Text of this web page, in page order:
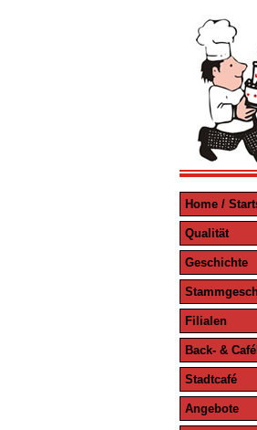
Home /
Qualität
Geschichte
Filialen
Back- &
Stadtcafé
Angebote